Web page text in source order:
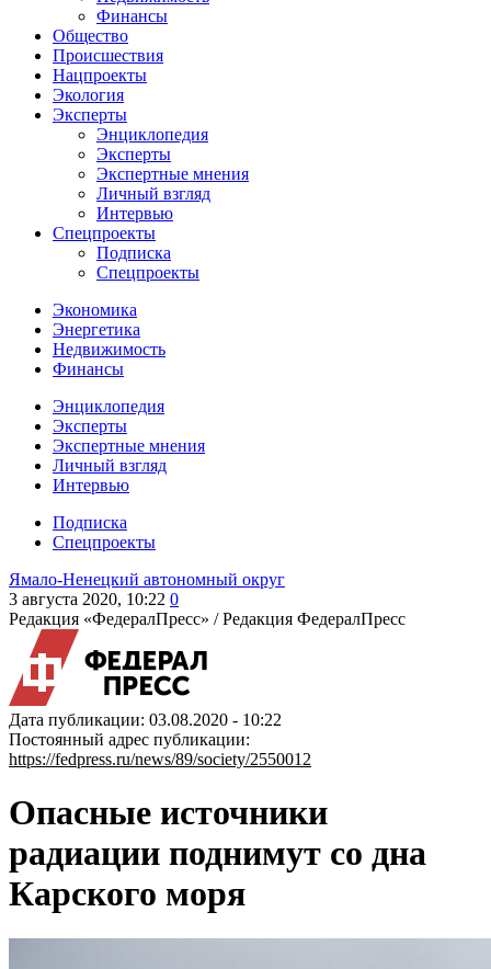
Финансы
Общество
Происшествия
Нацпроекты
Экология
Эксперты
Энциклопедия
Эксперты
Экспертные мнения
Личный взгляд
Интервью
Спецпроекты
Подписка
Спецпроекты
Экономика
Энергетика
Недвижимость
Финансы
Энциклопедия
Эксперты
Экспертные мнения
Личный взгляд
Интервью
Подписка
Спецпроекты
Ямало-Ненецкий автономный округ
3 августа 2020, 10:22 0
Редакция «ФедералПресс» /Редакция ФедералПресс
Дата публикации: 03.08.2020 - 10:22
Постоянный адрес публикации:
https://fedpress.ru/news/89/society/2550012
Опасные источники
радиации поднимут со дна
Карского моря